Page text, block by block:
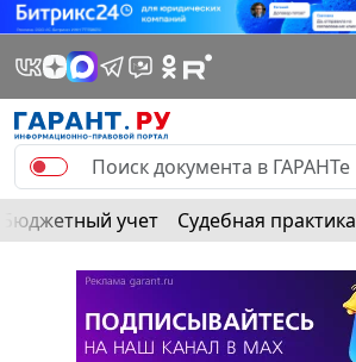
Бюджетный учет Судебная практика